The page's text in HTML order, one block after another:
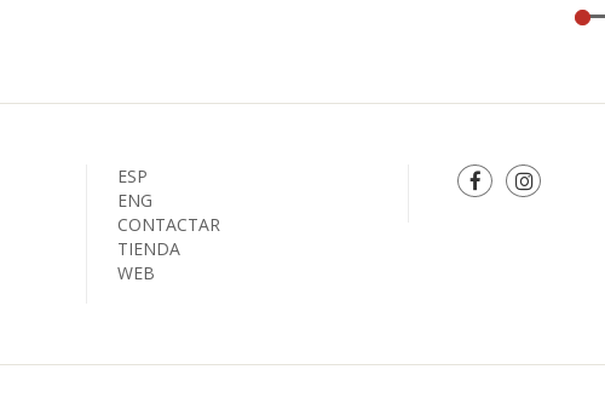
ESP
ENG
CONTACTAR
TIENDA
WEB